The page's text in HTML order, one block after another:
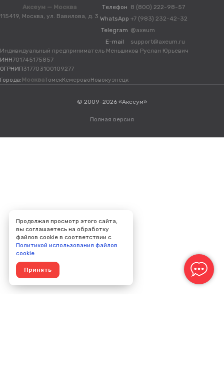
Аксеум — Москва
115419, Москва, ул. Вавилова, д. 3
Телефон 8 (800) 222-98-57
WhatsApp +7 (983) 232-42-32
Telegram @axeum
E-mail
support@axeum.ru
Индивидуальный предприниматель Меньшиков Руслан Юрьевич
ИНН701745175857
ОГРНИП317703100109277
Города: МоскваТомскКемеровоНовокузнецк
© 2009-2026 «Аксеум»
Полная версия
Продолжая просмотр этого сайта,
вы соглашаетесь на обработку
файлов cookie в соответствии с
Политикой использования файлов
cookie
Принять